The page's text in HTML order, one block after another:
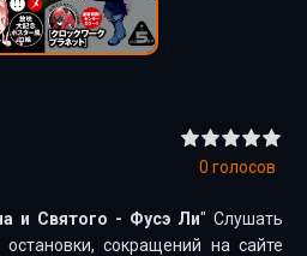
0 голосов
и Святого - Фусэ Ли" Слушать
сокращений на сайте